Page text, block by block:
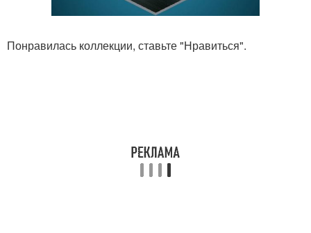
Понравилась коллекции, ставьте "Нравиться".